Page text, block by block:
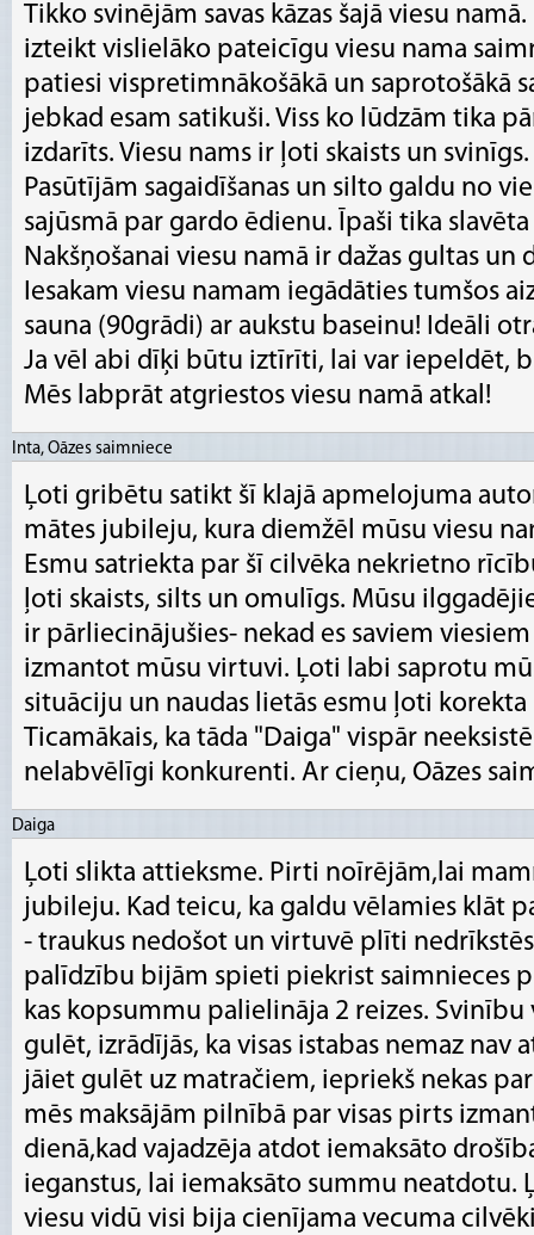
Tikko svinējām savas kāzas šajā viesu
izteikt vislielāko pateicīgu viesu nama
patiesi vispretimnākošākā un saprotošākā
jebkad esam satikuši. Viss ko lūdzām tika
izdarīts. Viesu nams ir ļoti skaists un
Pasūtījām sagaidīšanas un silto galdu no
sajūsmā par gardo ēdienu. Īpaši tika
Nakšņošanai viesu namā ir dažas gultas un
Iesakam viesu namam iegādāties tumšos
sauna (90grādi) ar aukstu baseinu! Ideāli
Ja vēl abi dīķi būtu iztīrīti, lai var iepeldēt,
Mēs labprāt atgriestos viesu namā atkal!
Inta, Oāzes saimniece
Ļoti gribētu satikt šī klajā apmelojuma
mātes jubileju, kura diemžēl mūsu viesu
Esmu satriekta par šī cilvēka nekrietno
ļoti skaists, silts un omulīgs. Mūsu
ir pārliecinājušies- nekad es saviem
izmantot mūsu virtuvi. Ļoti labi saprotu
situāciju un naudas lietās esmu ļoti
Ticamākais, ka tāda "Daiga" vispār
nelabvēlīgi konkurenti. Ar cieņu, Oāzes
Daiga
Ļoti slikta attieksme. Pirti noīrējām,lai
jubileju. Kad teicu, ka galdu vēlamies klāt
- traukus nedošot un virtuvē plīti
palīdzību bijām spieti piekrist saimnieces
kas kopsummu palielināja 2 reizes. Svinību
gulēt, izrādījās, ka visas istabas nemaz nav
jāiet gulēt uz matračiem, iepriekš nekas
mēs maksājām pilnībā par visas pirts
dienā,kad vajadzēja atdot iemaksāto
ieganstus, lai iemaksāto summu neatdotu.
viesu vidū visi bija cienījama vecuma